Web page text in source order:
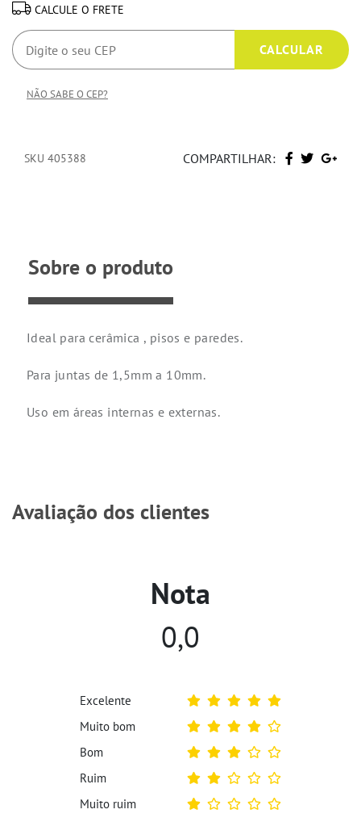
CALCULE O FRETE
NÃO SABE O CEP?
SKU 405388 COMPARTILHAR:
Sobre o produto
Ideal para cerâmica , pisos e paredes.
Para juntas de 1,5mm a 10mm.
Uso em áreas internas e externas.
Avaliação dos clientes
Nota
0,0
Excelente
Muito bom
Bom
Ruim
Muito ruim